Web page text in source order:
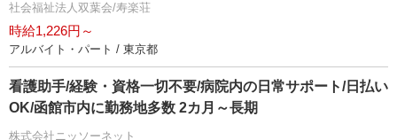
社会福祉法人双葉会/寿楽荘
時給1,226円～
アルバイト・パート / 東京都
看護助手/経験・資格一切不要/病院内の日常サポート/日払い
OK/函館市内に勤務地多数 2カ月～長期
株式会社ニッソーネット